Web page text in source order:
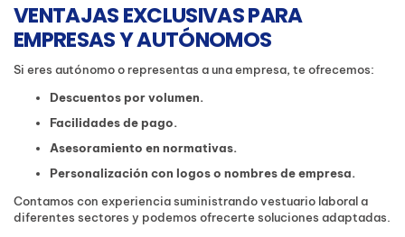
VENTAJAS EXCLUSIVAS PARA
EMPRESAS Y AUTÓNOMOS
Si eres autónomo o representas a una empresa, te ofrecemos:
Descuentos por volumen.
Facilidades de pago.
Asesoramiento en normativas.
Personalización con logos o nombres de empresa.
Contamos con experiencia suministrando vestuario laboral a
diferentes sectores y podemos ofrecerte soluciones adaptadas.